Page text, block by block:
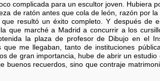
complicada para un escultor joven. Hubiera
de ratón antes que cola de león, razón por
resultó un éxito completo. Y después de
que marché a Madrid a concurrir a los
la plaza de profesor de Dibujo en el
me llegaban, tanto de instituciones
de gran importancia, hube de abrir un
buenos recuerdos, sino que contraje